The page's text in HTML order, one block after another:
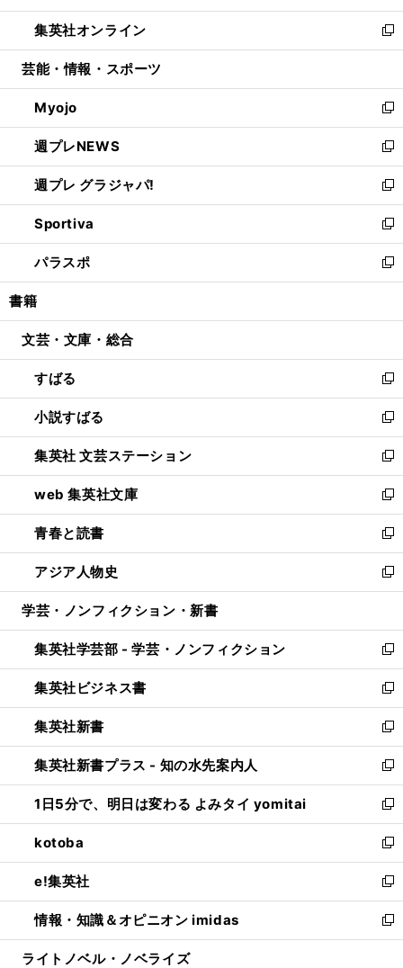
開
く
ウ
で
開
ン
ド
ウ
開
く
ウ
ィ
ン
ウ
で
開
く
し
い
ウ
ン
ド
ウ
で
開
く
集英社オンライン
新
し
ウ
ィ
ン
ド
ウ
で
開
く
芸能・情報・スポーツ
Myojo
新
し
い
ウ
ィ
ン
ド
ウ
で
開
週プレNEWS
新
し
い
ウ
ィ
ン
ド
ウ
開
週プレ グラジャパ!
新
し
い
ウ
ィ
ン
ウ
開
く
Sportiva
新
し
い
ウ
ン
ウ
で
開
く
パラスポ
新
し
ウ
ン
ド
ウ
で
開
く
書籍
文芸・文庫・総合
すばる
新
し
い
ウ
ィ
ン
ド
ウ
で
開
く
小説すばる
新
し
い
ウ
ィ
ン
ド
ウ
で
開
集英社 文芸ステーション
新
し
い
ウ
ィ
ン
ド
ウ
開
く
web 集英社文庫
新
し
い
ウ
ィ
ン
ウ
で
開
く
青春と読書
新
し
い
ウ
ン
ド
ウ
で
開
く
アジア人物史
新
し
ウ
ィ
ン
ド
ウ
で
開
く
学芸・ノンフィクション・新書
集英社学芸部 - 学芸・ノンフィクション
新
し
い
ウ
ィ
ン
ド
ウ
で
開
く
集英社ビジネス書
新
し
い
ウ
ィ
ン
ド
ウ
で
開
く
集英社新書
新
し
い
ウ
ィ
ン
ド
ウ
で
開
く
集英社新書プラス - 知の水先案内人
新
し
い
ウ
ィ
ン
ド
ウ
で
開
1日5分で、明日は変わる よみタイ yomitai
新
し
い
ウ
ィ
ン
ド
ウ
kotoba
新
し
い
ウ
ィ
ン
e!集英社
新
し
い
ウ
情報・知識＆オピニオン imidas
新
し
ライトノベル・ノベライズ